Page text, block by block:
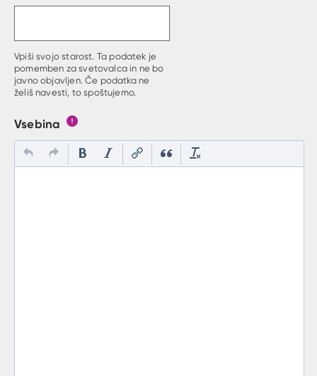
Vpiši svojo starost. Ta podatek je
pomemben za svetovalca in ne bo
javno objavljen. Če podatka ne
želiš navesti, to spoštujemo.
Vsebina